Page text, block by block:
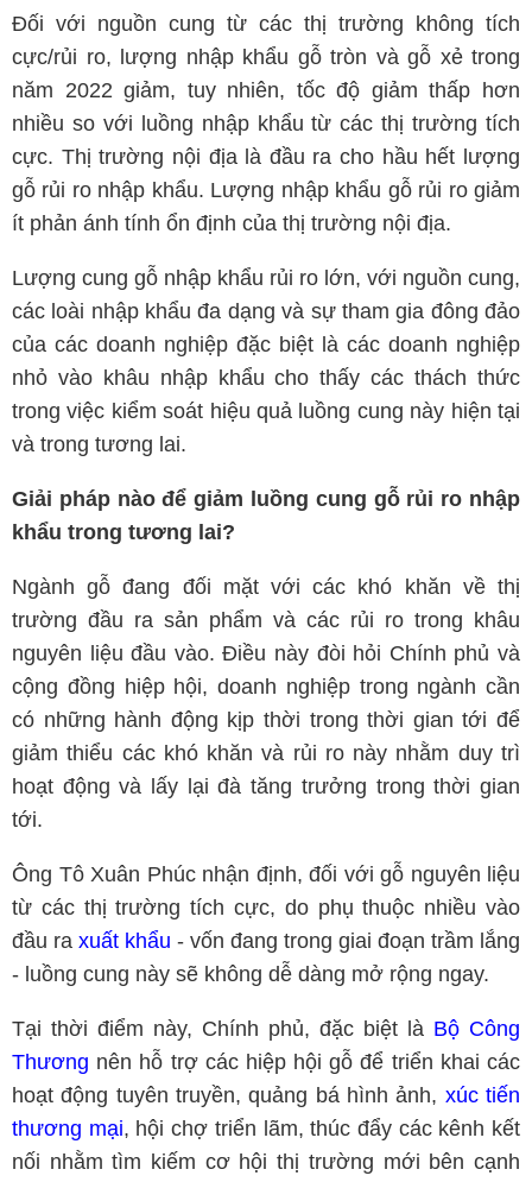
Đối với nguồn cung từ các thị trường không tích
cực/rủi ro, lượng nhập khẩu gỗ tròn và gỗ xẻ trong
năm 2022 giảm, tuy nhiên, tốc độ giảm thấp hơn
nhiều so với luồng nhập khẩu từ các thị trường tích
cực. Thị trường nội địa là đầu ra cho hầu hết lượng
gỗ rủi ro nhập khẩu. Lượng nhập khẩu gỗ rủi ro giảm
ít phản ánh tính ổn định của thị trường nội địa.
Lượng cung gỗ nhập khẩu rủi ro lớn, với nguồn cung,
các loài nhập khẩu đa dạng và sự tham gia đông đảo
của các doanh nghiệp đặc biệt là các doanh nghiệp
nhỏ vào khâu nhập khẩu cho thấy các thách thức
trong việc kiểm soát hiệu quả luồng cung này hiện tại
và trong tương lai.
Giải pháp nào để giảm luồng cung gỗ rủi ro nhập
khẩu trong tương lai?
Ngành gỗ đang đối mặt với các khó khăn về thị
trường đầu ra sản phẩm và các rủi ro trong khâu
nguyên liệu đầu vào. Điều này đòi hỏi Chính phủ và
cộng đồng hiệp hội, doanh nghiệp trong ngành cần
có những hành động kịp thời trong thời gian tới để
giảm thiểu các khó khăn và rủi ro này nhằm duy trì
hoạt động và lấy lại đà tăng trưởng trong thời gian
tới.
Ông Tô Xuân Phúc nhận định, đối với gỗ nguyên liệu
từ các thị trường tích cực, do phụ thuộc nhiều vào
đầu ra xuất khẩu - vốn đang trong giai đoạn trầm lắng
- luồng cung này sẽ không dễ dàng mở rộng ngay.
Tại thời điểm này, Chính phủ, đặc biệt là Bộ Công
Thương nên hỗ trợ các hiệp hội gỗ để triển khai các
hoạt động tuyên truyền, quảng bá hình ảnh, xúc tiến
thương mại, hội chợ triển lãm, thúc đẩy các kênh kết
nối nhằm tìm kiếm cơ hội thị trường mới bên cạnh